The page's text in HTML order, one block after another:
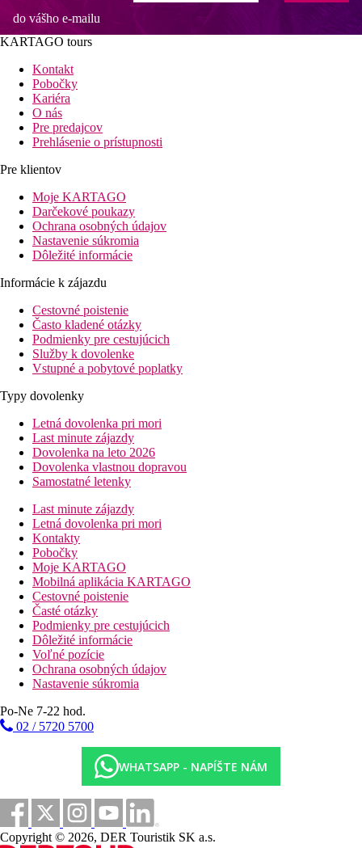
do vášho e-mailu
KARTAGO tours
Kontakt
Pobočky
Kariéra
O nás
Pre predajcov
Prehlásenie o prístupnosti
Pre klientov
Moje KARTAGO
Darčekové poukazy
Ochrana osobných údajov
Nastavenie súkromia
Dôležité informácie
Informácie k zájazdu
Cestovné poistenie
Často kladené otázky
Podmienky pre cestujúcich
Služby k dovolenke
Vstupné a pobytové poplatky
Typy dovolenky
Letná dovolenka pri mori
Last minute zájazdy
Dovolenka na leto 2026
Dovolenka vlastnou dopravou
Samostatné letenky
Last minute zájazdy
Letná dovolenka pri mori
Kontakty
Pobočky
Moje KARTAGO
Mobilná aplikácia KARTAGO
Cestovné poistenie
Časté otázky
Podmienky pre cestujúcich
Dôležité informácie
Voľné pozície
Ochrana osobných údajov
Nastavenie súkromia
Po-Ne 7-22 hod.
02 / 5720 5700
WHATSAPP - NAPÍŠTE NÁM
Copyright © 2026, DER Touristik SK a.s.